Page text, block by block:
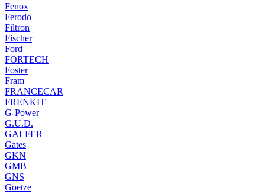
Fenox
Ferodo
Filtron
Fischer
Ford
FORTECH
Foster
Fram
FRANCECAR
FRENKIT
G-Power
G.U.D.
GALFER
Gates
GKN
GMB
GNS
Goetze